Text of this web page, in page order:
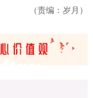
（责编：岁月）